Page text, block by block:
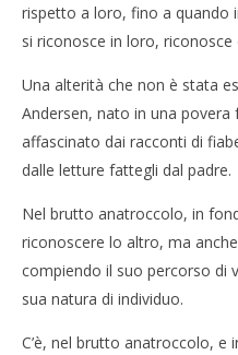
rispetto a loro, fino a quando
si riconosce in loro,
Una alterità che non è stata
Andersen, nato in una
affascinato dai racconti di
dalle letture fattegli dal padre.
Nel brutto anatroccolo, in
riconoscere lo altro, ma
compiendo il suo percorso di
sua natura di individuo.
C’è, nel brutto anatroccolo, e